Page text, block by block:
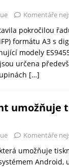
Komentáře
pokročilou
formátu A3 s
modely ES9455
určena
[…]
umožňuje
Komentáře
umožňuje
Android,